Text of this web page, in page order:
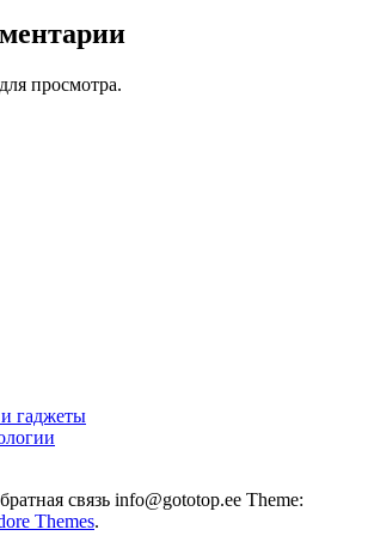
просмотра.
гаджеты
связь info@gototop.ee Theme:
Themes.